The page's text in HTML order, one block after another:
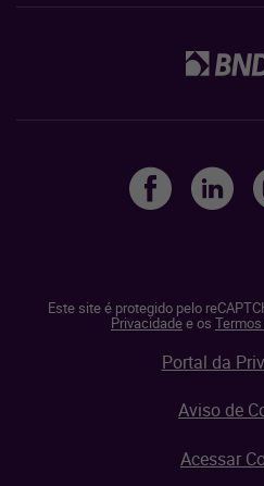
Este site é protegido pelo
Privacidadee os
Portal da
Aviso de
Acessar